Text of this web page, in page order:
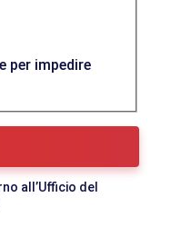
per impedire
all’Ufficio del